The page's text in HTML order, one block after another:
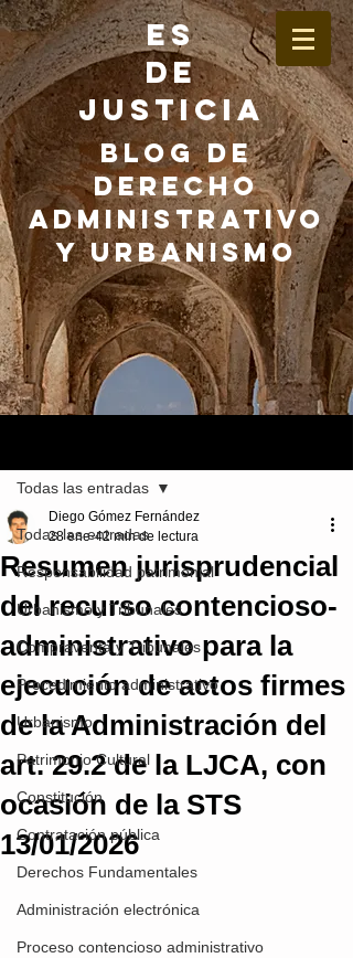
ES
DE
JUSTICIA
BLOG DE
DERECHO
ADMINISTRATIVO
Y URBANISMO
Todas las entradas
Responsabilidad patrimonial
Urbanismo y Tribunales
Compraventa y Tribunales
Procedimiento administrativo
Urbanismo
Patrimonio Cultural
Constitución
Contratación pública
Derechos Fundamentales
Administración electrónica
Proceso contencioso administrativo
Todas las entradas
Resumen jurisprudencial
del recurso contencioso-
administrativo para la
ejecución de actos firmes
de la Administración del
art. 29.2 de la LJCA, con
ocasión de la STS
13/01/2026
Diego Gómez Fernández
28 ene 42 min de lectura